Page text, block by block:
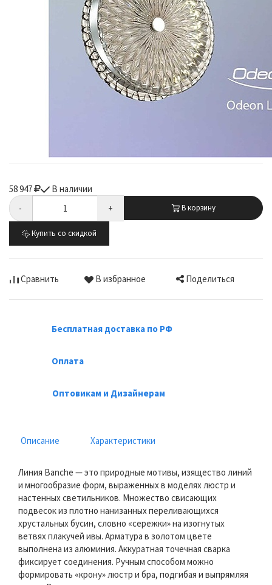
58 947
В наличии
-
+ В корзину
Купить со скидкой
Сравнить В избранное Поделиться
Бесплатная доставка по РФ
Оплата
Оптовикам и Дизайнерам
Описание Характеристики
Линия Banche — это природные мотивы, изящество линий
и многообразие форм, выраженных в моделях люстр и
настенных светильников. Множество свисающих
подвесок из плотно нанизанных переливающихся
хрустальных бусин, словно «сережки» на изогнутых
ветвях плакучей ивы. Арматура в золотом цвете
выполнена из алюминия. Аккуратная точечная сварка
фиксирует соединения. Ручным способом можно
формировать «крону» люстр и бра, подгибая и выпрямляя